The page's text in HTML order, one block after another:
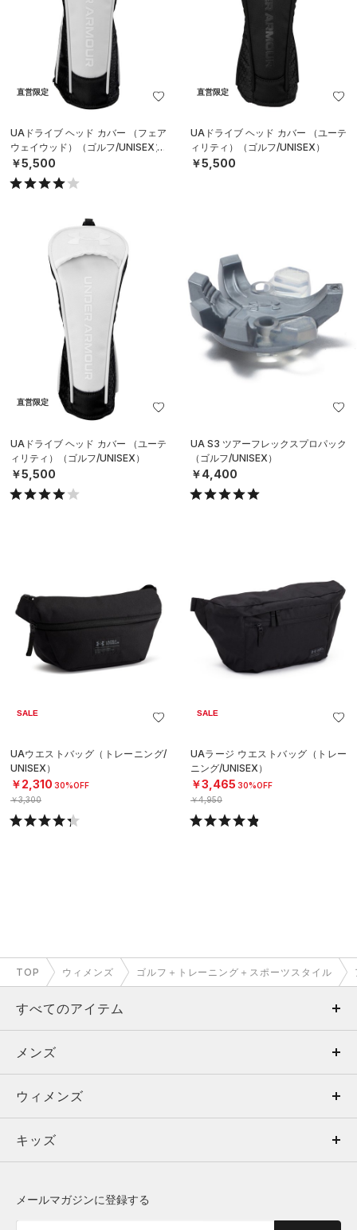
直営限定
UAドライブ ヘッド カバー （フェア
ウェイウッド）（ゴルフ/UNISEX）
￥5,500
直営限定
UAドライブ ヘッド カバー （ユーテ
ィリティ）（ゴルフ/UNISEX）
￥5,500
直営限定
UAドライブ ヘッド カバー （ユーテ
ィリティ）（ゴルフ/UNISEX）
￥5,500
UA S3 ツアーフレックスプロパック
（ゴルフ/UNISEX）
￥4,400
SALE
UAウエストバッグ（トレーニング/
UNISEX）
￥2,310 30%OFF
￥3,300
SALE
UAラージ ウエストバッグ（トレー
ニング/UNISEX）
￥3,465 30%OFF
￥4,950
TOP ウィメンズ ゴルフ＋トレーニング＋スポーツスタイル
すべてのアイテム
メンズ
ウィメンズ
キッズ
メンズ
トップス
ボトムス
ウィメンズ
トップス
キッズ
メールマガジンに登録する